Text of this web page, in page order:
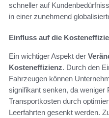
schneller auf
in einer zunehmend
Einfluss auf die
Ein wichtiger Aspekt der
Kosteneffizienz. Durch den
Fahrzeugen können
signifikant senken, da weniger
Transportkosten durch
Leerfahrten gesenkt werden.